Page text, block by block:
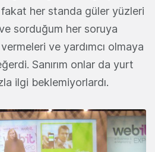
her standa güler yüzleri
sorduğum her soruya
ve yardımcı olmaya
Sanırım onlar da yurt
ilgi beklemiyorlardı.